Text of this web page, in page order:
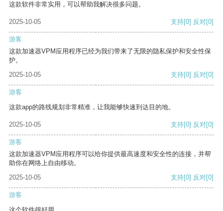
这款软件非常实用，可以帮助我解决很多问题。
2025-10-05 支持[0] 反对[0]
游客
这款加速器VPM应用程序已经为我们带来了无限的隐私保护和安全性保
护。
2025-10-05
支持[0] 反对[0]
游客
这款app的路线规划非常精准，让我能够快速到达目的地。
2025-10-05 支持[0] 反对[0]
游客
这款加速器VPM应用程序可以给你提供最高速度和安全性的连接，并帮
助你在网络上自由移动。
2025-10-05
支持[0] 反对[0]
游客